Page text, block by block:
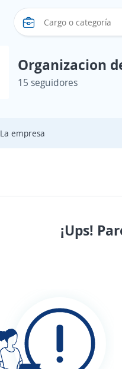
Organizacion
15 seguidores
La empresa
¡Ups!